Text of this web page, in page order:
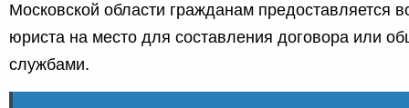
Московской области гражданам предоставляется
юриста на место для составления договора или
службами.